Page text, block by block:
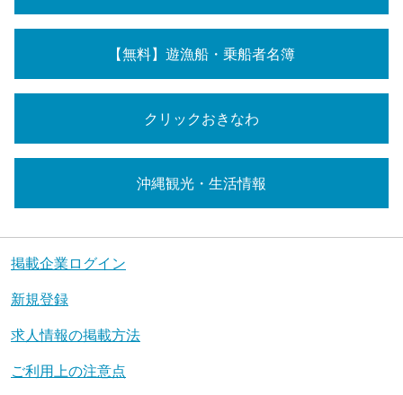
【無料】遊漁船・乗船者名簿
クリックおきなわ
沖縄観光・生活情報
掲載企業ログイン
新規登録
求人情報の掲載方法
ご利用上の注意点